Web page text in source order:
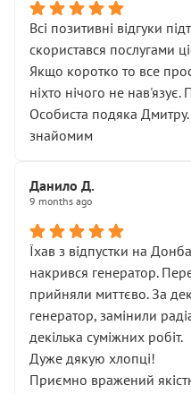
Всі позитивні відгуки
скористався послугами
Якщо коротко то все
ніхто нічого не
Особиста подяка
знайомим
Данило Д.
9 months ago
Їхав з відпустки на
накрився генератор.
прийняли миттєво. За
генератор, замінили
декілька суміжних робіт.
Дуже дякую хлопці!
Приємно вражений